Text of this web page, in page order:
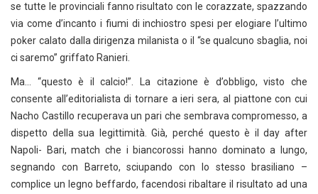
se tutte le provinciali fanno risultato con le corazzate, spazzando
via come d’incanto i fiumi di inchiostro spesi per elogiare l’ultimo
poker calato dalla dirigenza milanista o il “se qualcuno sbaglia, noi
ci saremo” griffato Ranieri.
Ma… “questo è il calcio!”. La citazione è d’obbligo, visto che
consente all’editorialista di tornare a ieri sera, al piattone con cui
Nacho Castillo recuperava un pari che sembrava compromesso, a
dispetto della sua legittimità. Già, perché questo è il day after
Napoli- Bari, match che i biancorossi hanno dominato a lungo,
segnando con Barreto, sciupando con lo stesso brasiliano –
complice un legno beffardo, facendosi ribaltare il risultato ad una